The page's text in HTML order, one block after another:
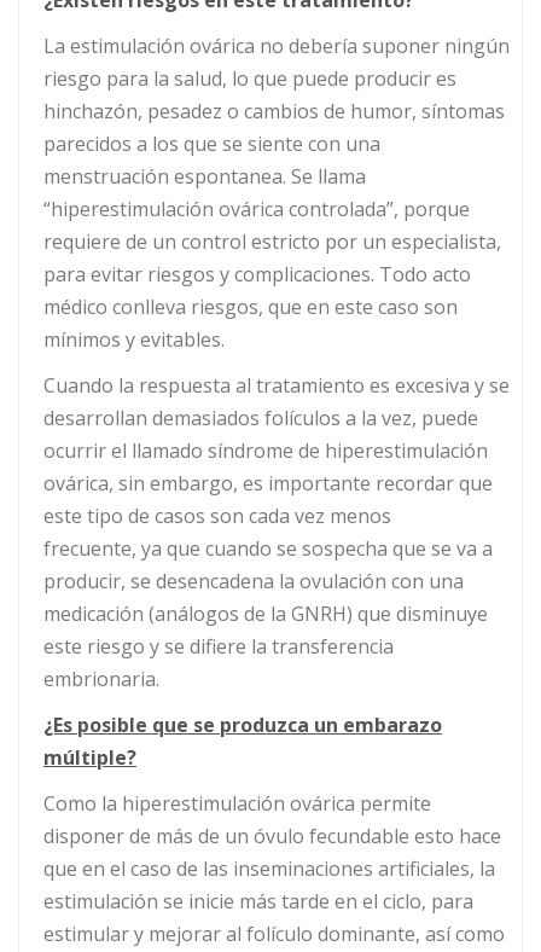
La estimulación ovárica no debería suponer ningún
riesgo para la salud, lo que puede producir es
hinchazón, pesadez o cambios de humor, síntomas
parecidos a los que se siente con una
menstruación espontanea. Se llama
“hiperestimulación ovárica controlada”, porque
requiere de un control estricto por un especialista,
para evitar riesgos y complicaciones. Todo acto
médico conlleva riesgos, que en este caso son
mínimos y evitables.
Cuando la respuesta al tratamiento es excesiva y se
desarrollan demasiados folículos a la vez, puede
ocurrir el llamado síndrome de hiperestimulación
ovárica, sin embargo, es importante recordar que
este tipo de casos son cada vez menos
frecuente, ya que cuando se sospecha que se va a
producir, se desencadena la ovulación con una
medicación (análogos de la GNRH) que disminuye
este riesgo y se difiere la transferencia
embrionaria.
¿Es posible que se produzca un embarazo
múltiple?
Como la hiperestimulación ovárica permite
disponer de más de un óvulo fecundable esto hace
que en el caso de las inseminaciones artificiales, la
estimulación se inicie más tarde en el ciclo, para
estimular y mejorar al folículo dominante, así como